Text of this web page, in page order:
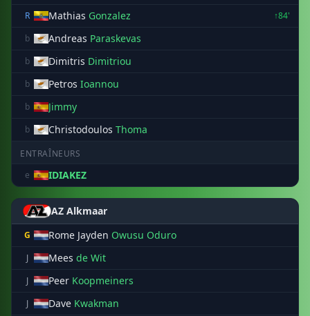
R
Mathias Gonzalez
↑84'
b
Andreas Paraskevas
b Dimitris Dimitriou
b Petros Ioannou
b Jimmy
b Christodoulos Thoma
ENTRAÎNEURS
e
IDIAKEZ
AZ Alkmaar
G Rome Jayden Owusu Oduro
J Mees de Wit
J Peer Koopmeiners
J Dave Kwakman